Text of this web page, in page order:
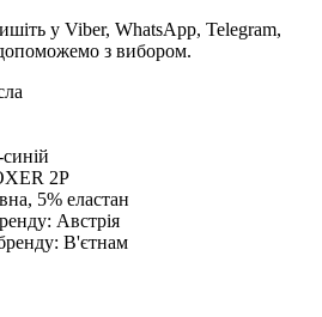
у Viber, WhatsApp, Telegram,
з вибором.
2P
5% еластан
Австрія
В'єтнам